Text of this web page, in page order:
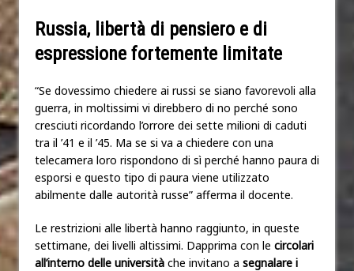
Russia, libertà di pensiero e di
espressione fortemente limitate
“Se dovessimo chiedere ai russi se siano favorevoli alla
guerra, in moltissimi vi direbbero di no perché sono
cresciuti ricordando l’orrore dei sette milioni di caduti
tra il ’41 e il ’45. Ma se si va a chiedere con una
telecamera loro rispondono di sì perché hanno paura di
esporsi e questo tipo di paura viene utilizzato
abilmente dalle autorità russe” afferma il docente.
Le restrizioni alle libertà hanno raggiunto, in queste
settimane, dei livelli altissimi. Dapprima con le circolari
all’interno delle università che invitano a segnalare i